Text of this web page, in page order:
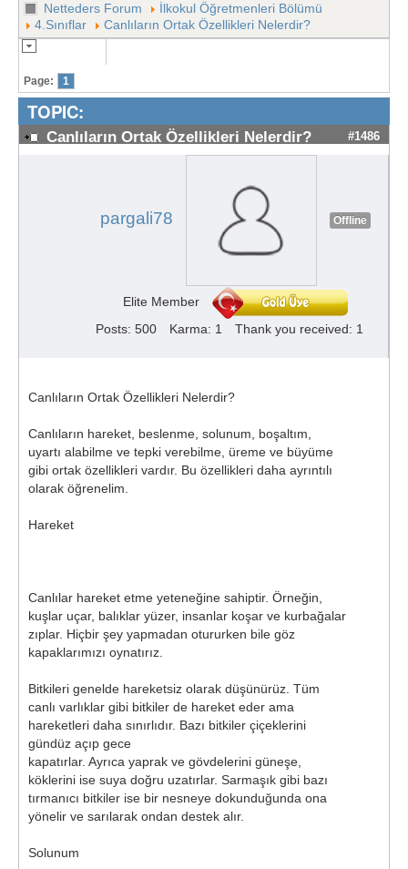
Netteders Forum
İlkokul Öğretmenleri Bölümü
4.Sınıflar
Canlıların Ortak Özellikleri Nelerdir?
Page: 1
TOPIC:
Canlıların Ortak Özellikleri Nelerdir? #1486
pargali78 Offline
Elite Member
Posts: 500
Karma: 1 Thank you received: 1
Canlıların Ortak Özellikleri Nelerdir?
Canlıların hareket, beslenme, solunum, boşaltım,
uyartı alabilme ve tepki verebilme, üreme ve büyüme
gibi ortak özellikleri vardır. Bu özellikleri daha ayrıntılı
olarak öğrenelim.
Hareket
Canlılar hareket etme yeteneğine sahiptir. Örneğin,
kuşlar uçar, balıklar yüzer, insanlar koşar ve kurbağalar
zıplar. Hiçbir şey yapmadan otururken bile göz
kapaklarımızı oynatırız.
Bitkileri genelde hareketsiz olarak düşünürüz. Tüm
canlı varlıklar gibi bitkiler de hareket eder ama
hareketleri daha sınırlıdır. Bazı bitkiler çiçeklerini
gündüz açıp gece
kapatırlar. Ayrıca yaprak ve gövdelerini güneşe,
köklerini ise suya doğru uzatırlar. Sarmaşık gibi bazı
tırmanıcı bitkiler ise bir nesneye dokunduğunda ona
yönelir ve sarılarak ondan destek alır.
Solunum